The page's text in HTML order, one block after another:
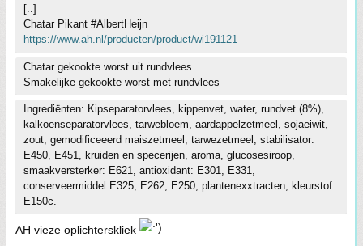
[..]
Chatar Pikant #AlbertHeijn
https://www.ah.nl/producten/product/wi191121
Chatar gekookte worst uit rundvlees.
Smakelijke gekookte worst met rundvlees
Ingrediënten: Kipseparatorvlees, kippenvet, water, rundvet (8%),
kalkoenseparatorvlees, tarwebloem, aardappelzetmeel, sojaeiwit,
zout, gemodificeeerd maiszetmeel, tarwezetmeel, stabilisator:
E450, E451, kruiden en specerijen, aroma, glucosesiroop,
smaakversterker: E621, antioxidant: E301, E331,
conserveermiddel E325, E262, E250, plantenexxtracten, kleurstof:
E150c.
AH vieze oplichterskliek